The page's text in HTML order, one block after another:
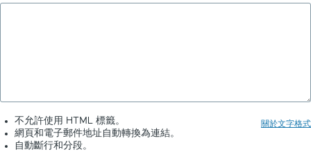
關於文字格式
不允許使用 HTML 標籤。
網頁和電子郵件地址自動轉換為連結。
自動斷行和分段。